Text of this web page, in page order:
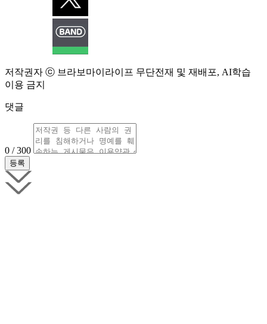
저작권자 ⓒ 브라보마이라이프 무단전재 및 재배포, AI학습
이용 금지
댓글
0 / 300